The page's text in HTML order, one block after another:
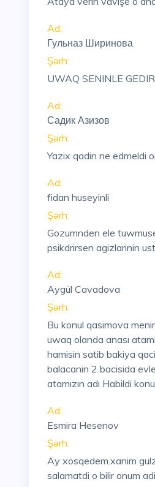
Ad:
Гульназ Ширинова
Şərh:
UWAQ SENINLE
Ad:
Садик Азизов
Şərh:
Yazix qadin ne edmeldi
Ad:
fidan huseyinli
Şərh:
Gozumnden ele
psikdrirsen agizlarinin
Ad:
Aygül Cavadova
Şərh:
Bu konul qasimova
uwaq olanda anası
hamisin satib bakiya
balacanin 2 bacisida
atamızın adı Habildi
Ad:
Esmira Hesenov
Şərh:
Ay xosqedem.xanim
salamatdi o bilir onum